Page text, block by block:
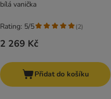
bílá vanička
2 269 Kč
Rating: 5/5 (2)
Přidat do košíku